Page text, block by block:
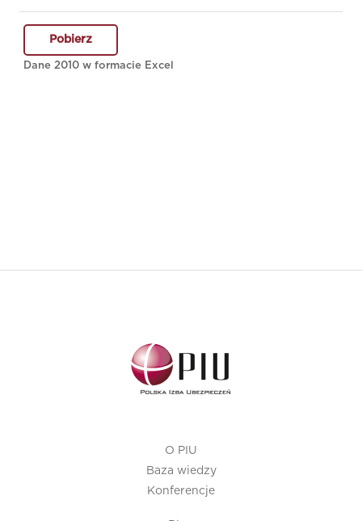
Pobierz
Dane 2010 w formacie Excel
O PIU
Baza wiedzy
Konferencje